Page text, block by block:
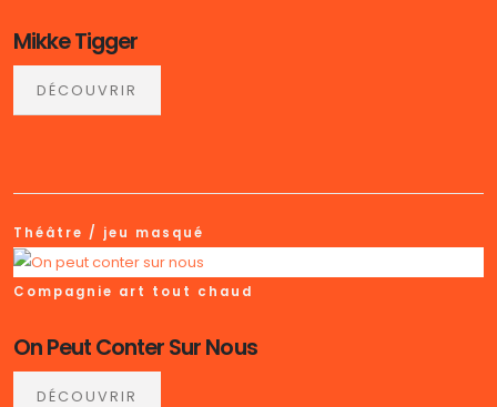
Mikke Tigger
DÉCOUVRIR
Théâtre / jeu masqué
Compagnie art tout chaud
On Peut Conter Sur Nous
DÉCOUVRIR